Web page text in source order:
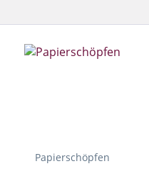
Papierschöpfen